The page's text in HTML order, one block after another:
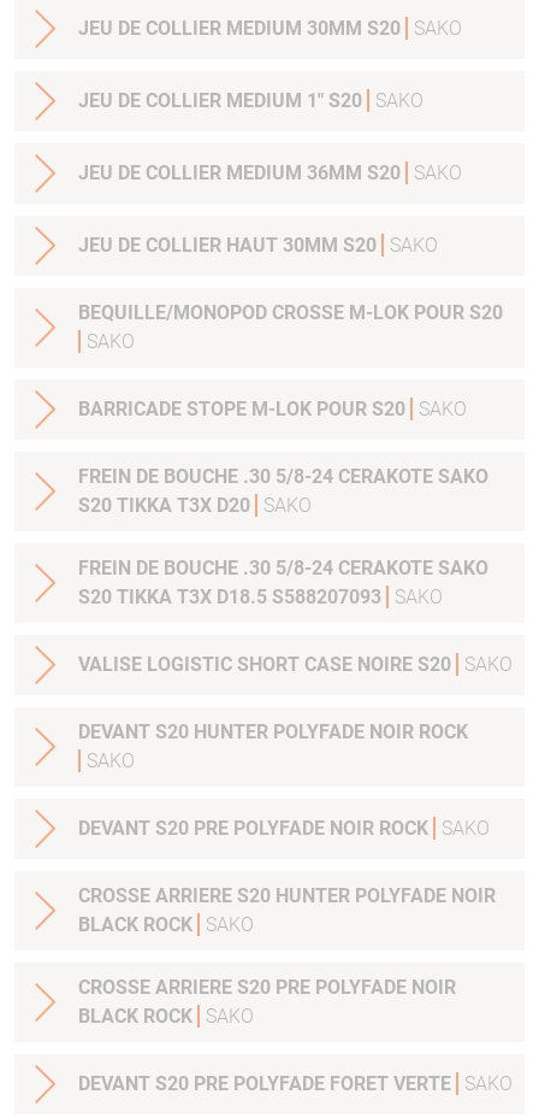
JEU DE COLLIER MEDIUM 30MM S20 SAKO
JEU DE COLLIER MEDIUM 1" S20 SAKO
JEU DE COLLIER MEDIUM 36MM S20 SAKO
JEU DE COLLIER HAUT 30MM S20 SAKO
BEQUILLE/MONOPOD CROSSE M-LOK POUR S20
SAKO
BARRICADE STOPE M-LOK POUR S20 SAKO
FREIN DE BOUCHE .30 5/8-24 CERAKOTE SAKO
S20 TIKKA T3X D20
SAKO
FREIN DE BOUCHE .30 5/8-24 CERAKOTE SAKO
S20 TIKKA T3X D18.5 S588207093
SAKO
VALISE LOGISTIC SHORT CASE NOIRE S20 SAKO
DEVANT S20 HUNTER POLYFADE NOIR ROCK
SAKO
DEVANT S20 PRE POLYFADE NOIR ROCK SAKO
CROSSE ARRIERE S20 HUNTER POLYFADE NOIR
BLACK ROCK
SAKO
CROSSE ARRIERE S20 PRE POLYFADE NOIR
BLACK ROCK
SAKO
DEVANT S20 PRE POLYFADE FORET VERTE SAKO